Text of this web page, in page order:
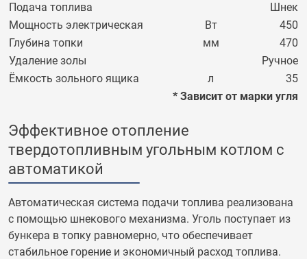
Подача топлива
Шнек
Мощность электрическая
Вт
450
Глубина топки
мм
470
Удаление золы
Ручное
Ёмкость зольного ящика
л
35
* Зависит от марки угля
Эффективное отопление
твердотопливным угольным котлом с
автоматикой
Автоматическая система подачи топлива реализована
с помощью шнекового механизма. Уголь поступает из
бункера в топку равномерно, что обеспечивает
стабильное горение и экономичный расход топлива.